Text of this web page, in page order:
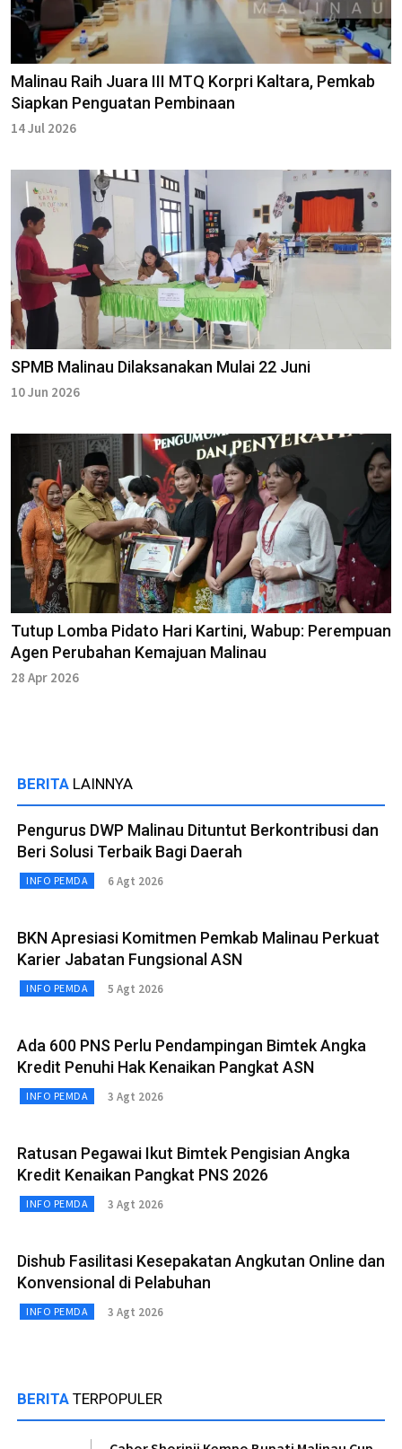
Malinau Raih Juara III MTQ Korpri Kaltara, Pemkab
Siapkan Penguatan Pembinaan
14 Jul 2026
SPMB Malinau Dilaksanakan Mulai 22 Juni
10 Jun 2026
Tutup Lomba Pidato Hari Kartini, Wabup: Perempuan
Agen Perubahan Kemajuan Malinau
28 Apr 2026
BERITA LAINNYA
Pengurus DWP Malinau Dituntut Berkontribusi dan
Beri Solusi Terbaik Bagi Daerah
INFO PEMDA 6 Agt 2026
BKN Apresiasi Komitmen Pemkab Malinau Perkuat
Karier Jabatan Fungsional ASN
INFO PEMDA 5 Agt 2026
Ada 600 PNS Perlu Pendampingan Bimtek Angka
Kredit Penuhi Hak Kenaikan Pangkat ASN
INFO PEMDA 3 Agt 2026
Ratusan Pegawai Ikut Bimtek Pengisian Angka
Kredit Kenaikan Pangkat PNS 2026
INFO PEMDA 3 Agt 2026
Dishub Fasilitasi Kesepakatan Angkutan Online dan
Konvensional di Pelabuhan
INFO PEMDA 3 Agt 2026
BERITA TERPOPULER